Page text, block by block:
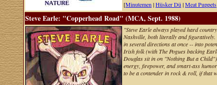
[Minutemen |Hüsker Dü |Meat Puppets
Steve Earle: "Copperhead Road" (MCA, Sept. 1988)
"Steve Earle always played hard
Nashville, both literally and
in several directions at once -- into
Irish folk (with The Pogues backing
Douglas sit in on "Nothing But a
energy, firepower, and smart-ass
to be a contender in rock & roll, if that